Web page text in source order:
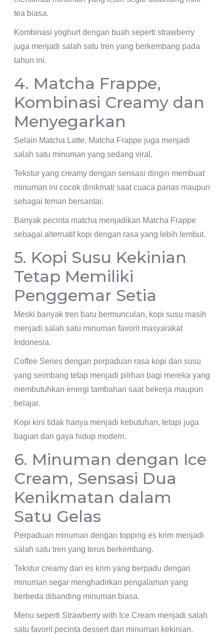
tea biasa.
Kombinasi yoghurt dengan buah seperti strawberry
juga menjadi salah satu tren yang berkembang pada
tahun ini.
4. Matcha Frappe,
Kombinasi Creamy dan
Menyegarkan
Selain Matcha Latte, Matcha Frappe juga menjadi
salah satu minuman yang sedang viral.
Tekstur yang creamy dengan sensasi dingin membuat
minuman ini cocok dinikmati saat cuaca panas maupun
sebagai teman bersantai.
Banyak pecinta matcha menjadikan Matcha Frappe
sebagai alternatif kopi dengan rasa yang lebih lembut.
5. Kopi Susu Kekinian
Tetap Memiliki
Penggemar Setia
Meski banyak tren baru bermunculan, kopi susu masih
menjadi salah satu minuman favorit masyarakat
Indonesia.
Coffee Series dengan perpaduan rasa kopi dan susu
yang seimbang tetap menjadi pilihan bagi mereka yang
membutuhkan energi tambahan saat bekerja maupun
belajar.
Kopi kini tidak hanya menjadi kebutuhan, tetapi juga
bagian dari gaya hidup modern.
6. Minuman dengan Ice
Cream, Sensasi Dua
Kenikmatan dalam
Satu Gelas
Perpaduan minuman dengan topping es krim menjadi
salah satu tren yang terus berkembang.
Tekstur creamy dari es krim yang berpadu dengan
minuman segar menghadirkan pengalaman yang
berbeda dibanding minuman biasa.
Menu seperti Strawberry with Ice Cream menjadi salah
satu favorit pecinta dessert dan minuman kekinian.